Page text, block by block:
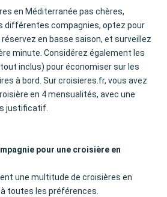
en Méditerranée pas chères,
différentes compagnies, optez pour
en basse saison, et surveillez
minute. Considérez également les
inclus) pour économiser sur les
à bord. Sur croisieres.fr, vous avez
en 4 mensualités, avec une
justificatif.
pour une croisière en
une multitude de croisières en
toutes les préférences.